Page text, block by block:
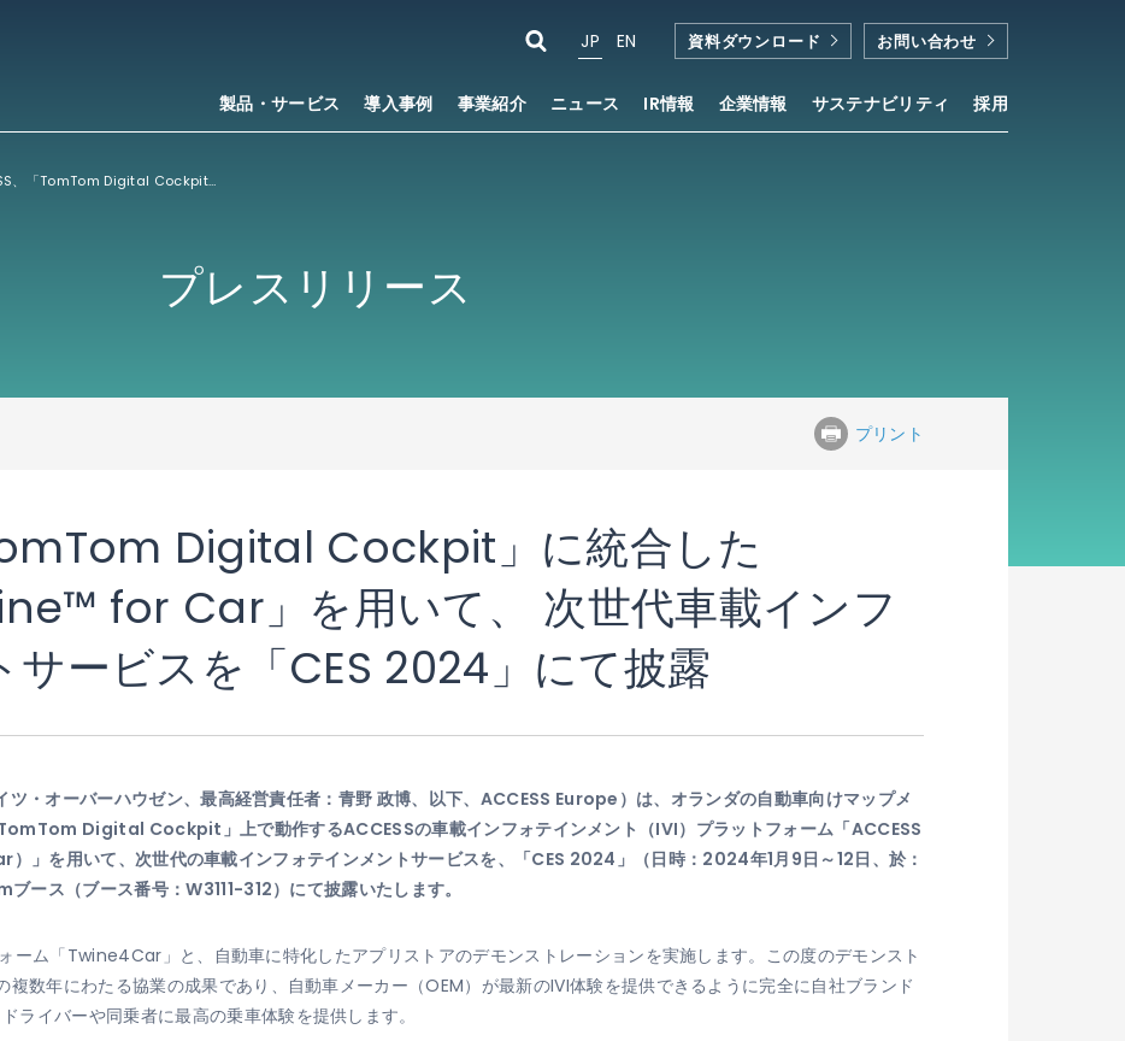
製品・サービス 導入事例 事業紹介 ニュース IR情報 企業情報 サステナビリティ 採用
JP EN 資料ダウンロード お問い合わせ
ACCESS、「TomTom Digital Cockpit」に統合した 「ACCESS Twine™ for Car」を用いて、 次世代車載インフォテインメントサービスを「CES 2024」にて披露
プレスリリース
プリント
Digital Cockpit」に統合した
for Car」を用いて、 次世代車載インフ
サービスを「CES 2024」にて披露
・オーバーハウゼン、最高経営責任者：青野 政博、以下、ACCESS Europe）は、オランダの自動車向けマップメ
Digital Cockpit」上で動作するACCESSの車載インフォテインメント（IVI）プラットフォーム「ACCESS
を用いて、次世代の車載インフォテインメントサービスを、「CES 2024」（日時：2024年1月9日～12日、於：
ース（ブース番号：W3111-312）にて披露いたします。
ム「Twine4Car」と、自動車に特化したアプリストアのデモンストレーションを実施します。この度のデモンスト
数年にわたる協業の成果であり、自動車メーカー（OEM）が最新のIVI体験を提供できるように完全に自社ブランド
ライバーや同乗者に最高の乗車体験を提供します。